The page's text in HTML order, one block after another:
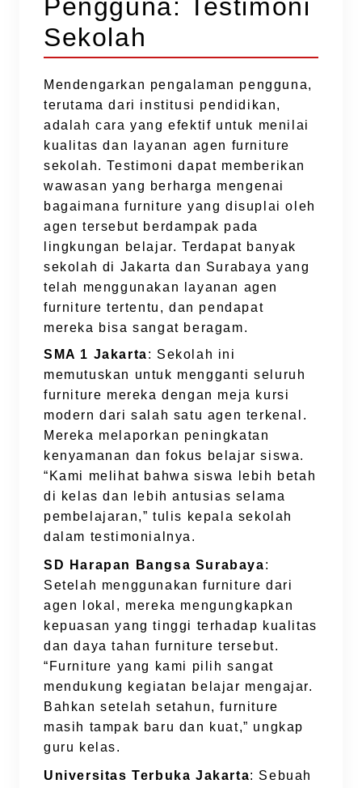
Pengguna: Testimoni
Sekolah
Mendengarkan pengalaman pengguna,
terutama dari institusi pendidikan,
adalah cara yang efektif untuk menilai
kualitas dan layanan agen furniture
sekolah. Testimoni dapat memberikan
wawasan yang berharga mengenai
bagaimana furniture yang disuplai oleh
agen tersebut berdampak pada
lingkungan belajar. Terdapat banyak
sekolah di Jakarta dan Surabaya yang
telah menggunakan layanan agen
furniture tertentu, dan pendapat
mereka bisa sangat beragam.
SMA 1 Jakarta: Sekolah ini
memutuskan untuk mengganti seluruh
furniture mereka dengan meja kursi
modern dari salah satu agen terkenal.
Mereka melaporkan peningkatan
kenyamanan dan fokus belajar siswa.
“Kami melihat bahwa siswa lebih betah
di kelas dan lebih antusias selama
pembelajaran,” tulis kepala sekolah
dalam testimonialnya.
SD Harapan Bangsa Surabaya:
Setelah menggunakan furniture dari
agen lokal, mereka mengungkapkan
kepuasan yang tinggi terhadap kualitas
dan daya tahan furniture tersebut.
“Furniture yang kami pilih sangat
mendukung kegiatan belajar mengajar.
Bahkan setelah setahun, furniture
masih tampak baru dan kuat,” ungkap
guru kelas.
Universitas Terbuka Jakarta: Sebuah